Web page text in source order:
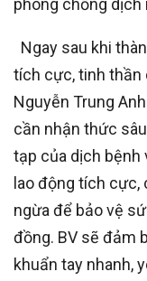
phòng chống dịch
Ngay sau khi
tích cực, tinh thần
Nguyễn Trung
cần nhận thức
tạp của dịch bệnh
lao động tích cực,
ngừa để bảo vệ
đồng. BV sẽ đảm
khuẩn tay nhanh,